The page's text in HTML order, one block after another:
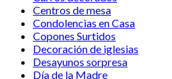
Centros de mesa
Condolencias en Casa
Copones Surtidos
Decoración de iglesias
Desayunos sorpresa
Día de la Madre